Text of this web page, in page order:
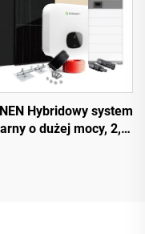
Hybridowy system
o dużej mocy, 2,5